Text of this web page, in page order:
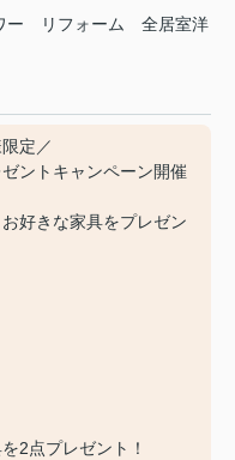
ー リフォーム
全居室洋
定／
ントキャンペーン開催
好きな家具をプレゼン
2点プレゼント！